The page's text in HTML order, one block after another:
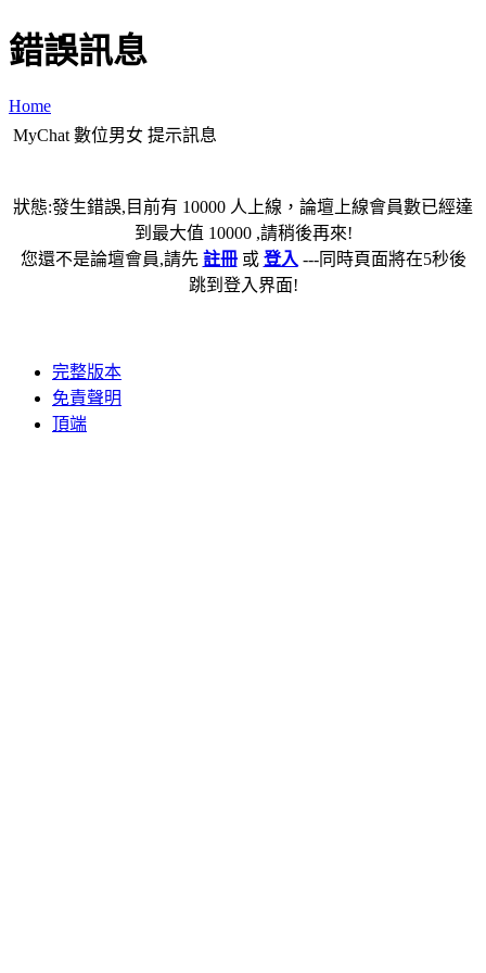
錯誤訊息
Home
MyChat 數位男女 提示訊息
狀態:發生錯誤,目前有 10000 人上線，論壇上線會員數已經達
到最大值 10000 ,請稍後再來!
您還不是論壇會員,請先 註冊或 登入 ---同時頁面將在5秒後
跳到登入界面!
完整版本
免責聲明
頂端